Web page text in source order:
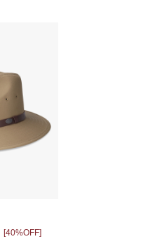
[40%OFF]